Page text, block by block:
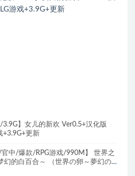
3.9G】女儿的新欢 Ver0.5+汉化版
+3.9G+更新
官中/爆款/RPG游戏/990M】 世界之
幻的白百合～ （世界の卵～夢幻の